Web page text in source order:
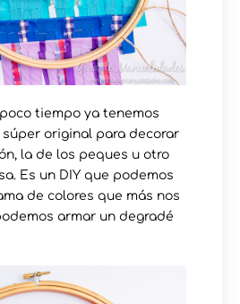
tiempo ya tenemos
original para decorar
la de los peques u otro
Es un DIY que podemos
de colores que más nos
armar un degradé